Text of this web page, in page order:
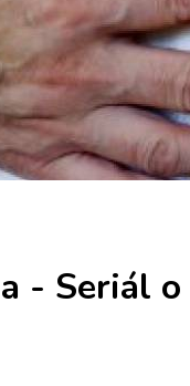
- Seriál o